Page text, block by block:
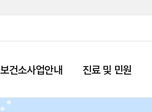
보건소사업안내 진료 및 민원